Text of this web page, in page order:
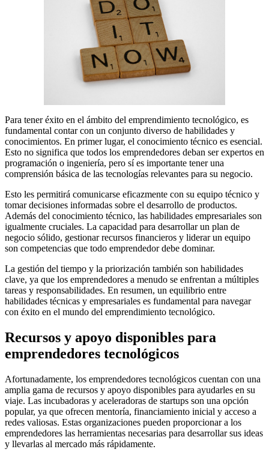
Para tener éxito en el ámbito del emprendimiento tecnológico, es
fundamental contar con un conjunto diverso de habilidades y
conocimientos. En primer lugar, el conocimiento técnico es esencial.
Esto no significa que todos los emprendedores deban ser expertos en
programación o ingeniería, pero sí es importante tener una
comprensión básica de las tecnologías relevantes para su negocio.
Esto les permitirá comunicarse eficazmente con su equipo técnico y
tomar decisiones informadas sobre el desarrollo de productos.
Además del conocimiento técnico, las habilidades empresariales son
igualmente cruciales. La capacidad para desarrollar un plan de
negocio sólido, gestionar recursos financieros y liderar un equipo
son competencias que todo emprendedor debe dominar.
La gestión del tiempo y la priorización también son habilidades
clave, ya que los emprendedores a menudo se enfrentan a múltiples
tareas y responsabilidades. En resumen, un equilibrio entre
habilidades técnicas y empresariales es fundamental para navegar
con éxito en el mundo del emprendimiento tecnológico.
Recursos y apoyo disponibles para
emprendedores tecnológicos
Afortunadamente, los emprendedores tecnológicos cuentan con una
amplia gama de recursos y apoyo disponibles para ayudarles en su
viaje. Las incubadoras y aceleradoras de startups son una opción
popular, ya que ofrecen mentoría, financiamiento inicial y acceso a
redes valiosas. Estas organizaciones pueden proporcionar a los
emprendedores las herramientas necesarias para desarrollar sus ideas
y llevarlas al mercado más rápidamente.